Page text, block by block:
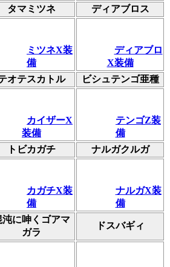
タマミツネ ディアブロス
ミツネX装
備
ディアブロ
X装備
オテスカトル ビシュテンゴ亜種
カイザーX
装備
テンゴZ装
備
トビカガチ ナルガクルガ
カガチX装
備
ナルガX装
備
沌に呻くゴアマ
ガラ
ドスバギィ